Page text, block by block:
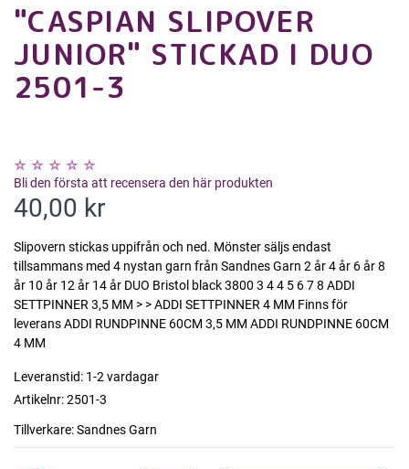
"CASPIAN SLIPOVER
JUNIOR" STICKAD I DUO
2501-3
Bli den första att recensera den här produkten
40,00 kr
Slipovern stickas uppifrån och ned. Mönster säljs endast
tillsammans med 4 nystan garn från Sandnes Garn 2 år 4 år 6 år 8
år 10 år 12 år 14 år DUO Bristol black 3800 3 4 4 5 6 7 8 ADDI
SETTPINNER 3,5 MM > > ADDI SETTPINNER 4 MM Finns för
leverans ADDI RUNDPINNE 60CM 3,5 MM ADDI RUNDPINNE 60CM
4 MM
Leveranstid: 1-2 vardagar
Artikelnr:2501-3
Tillverkare:Sandnes Garn